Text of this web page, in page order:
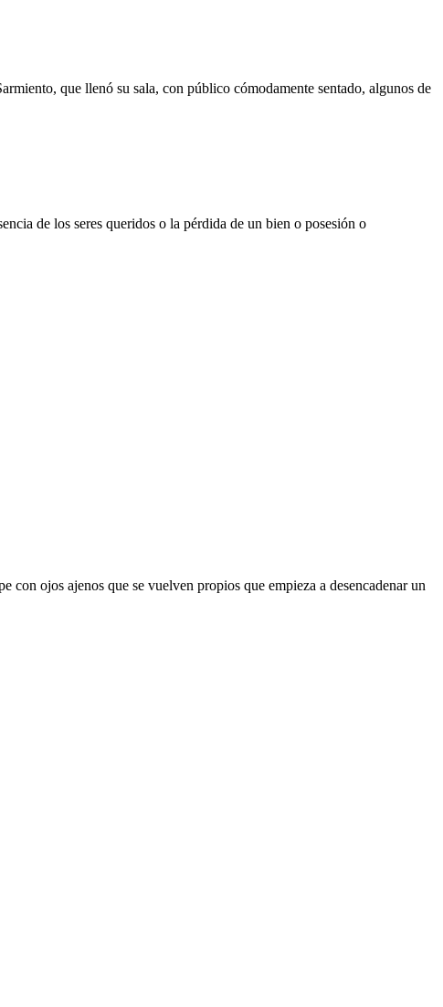
que llenó su sala, con público cómodamente sentado, algunos de
de los seres queridos o la pérdida de un bien o posesión o
ojos ajenos que se vuelven propios que empieza a desencadenar un